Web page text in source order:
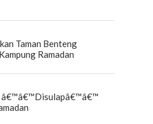
Taman Benteng
Ramadan
â€™â€™Disulapâ€™â€™